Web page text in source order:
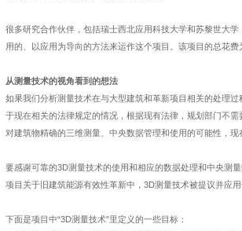
很多研究合作伙伴，包括瑞士西北应用科技大学和苏黎世大
用的、以应用为导向的方法来运作这个项目。该项目的总花费
从测量技术的视角看到的想法
如果我们分析测量技术在与大型建筑和革新项目相关的处理
于现在相关的法律规定的情况，根据现有法律，规划部门不
对建筑物精确的三维测量、中央数据管理和使用的可能性，现
要感谢可靠的3D测量技术的使用和相应的数据处理和中央测
项目关于旧建筑能源有效性革新中， 3D测量技术被提议并应
下面是项目中“3D测量技术”里定义的一些目标：